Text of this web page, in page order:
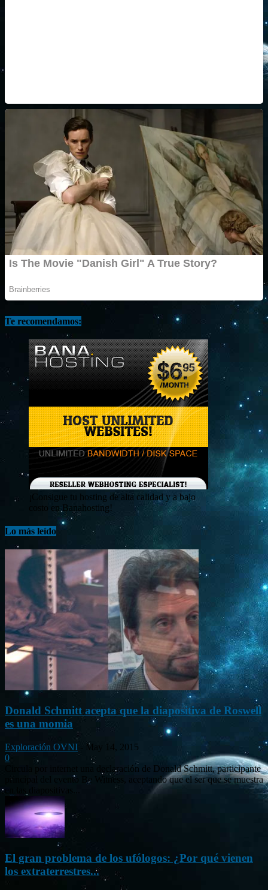
Te recomendamos:
¡Consigue tu hosting de alta calidad y a bajo
costo en Banahosting!
Lo más leído
Donald Schmitt acepta que la diapositiva de Roswell
es una momia
Exploración OVNI - May 14, 2015
0
Circula por internet una declaración de Donald Schmitt, participante
principal del evento Be Witness, aceptando que el ser que se muestra
El gran problema de los ufólogos: ¿Por qué vienen
los extraterrestres...